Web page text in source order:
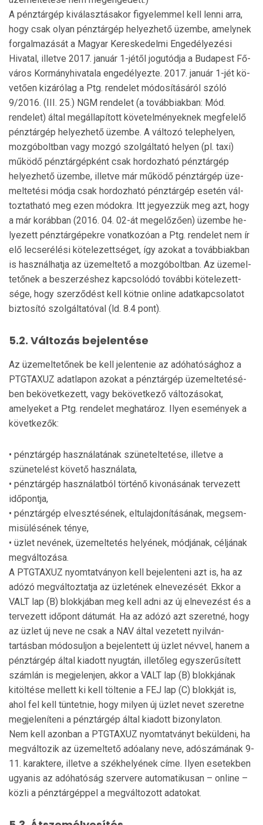
A pénztárgép kiválasztásakor figyelemmel kell lenni arra,
hogy csak olyan pénztárgép helyezhető üzembe, amelynek
forgalmazását a Magyar Kereskedelmi Engedélyezési
Hivatal, illetve 2017. január 1-jétől jogutódja a Budapest Fő­
város Kormányhivatala engedélyezte. 2017. január 1-jét kö­
vetően kizárólag a Ptg. rendelet módosításáról szóló
9/2016. (III. 25.) NGM rendelet (a továbbiakban: Mód.
rendelet) által megállapított követelményeknek megfelelő
pénztárgép helyezhető üzembe. A változó telephelyen,
mozgóboltban vagy mozgó szolgáltató helyen (pl. taxi)
működő pénztárgépként csak hordozható pénztárgép
helyezhető üzembe, illetve már működő pénztárgép üze­
meltetési módja csak hordozható pénztárgép esetén vál­
toztatható meg ezen módokra. Itt jegyezzük meg azt, hogy
a már korábban (2016. 04. 02-át megelőzően) üzembe he­
lyezett pénztárgépekre vonatkozóan a Ptg. rendelet nem ír
elő lecserélési kötelezettséget, így azokat a továbbiakban
is használhatja az üzemeltető a mozgóboltban. Az üze­mel­
tetőnek a beszerzéshez kapcsolódó további kötele­zett­
sége, hogy szerződést kell kötnie online adatkapcsolatot
biztosító szolgáltatóval (ld. 8.4 pont).
5.2. Változás bejelentése
Az üzemeltetőnek be kell jelentenie az adóhatósághoz a
PTGTAXUZ adatlapon azokat a pénztárgép üzemelte­tésé­
ben bekövetkezett, vagy bekövetkező változásokat,
amelyeket a Ptg. rendelet meghatároz. Ilyen események a
kö­vetkezők:
• pénztárgép használatának szüneteltetése, illetve a
szünetelést követő használata,
• pénztárgép használatból történő kivonásának ter­ve­zett
időpontja,
• pénztárgép elvesztésének, eltulajdonításának, meg­sem­
mi­sülésének ténye,
• üzlet nevének, üzemeltetés helyének, módjának, céljának
megváltozása.
A PTGTAXUZ nyomtatványon kell bejelenteni azt is, ha az
adózó megváltoztatja az üzletének elnevezését. Ekkor a
VALT lap (B) blokkjában meg kell adni az új elnevezést és a
tervezett időpont dátumát. Ha az adózó azt szeretné, hogy
az üzlet új neve ne csak a NAV által vezetett nyilván­
tartásban módosuljon a bejelentett új üzlet névvel, hanem a
pénztárgép által kiadott nyugtán, illetőleg egyszerűsített
számlán is megjelenjen, akkor a VALT lap (B) blokkjának
kitöltése mellett ki kell töltenie a FEJ lap (C) blokkját is,
ahol fel kell tüntetnie, hogy milyen új üzlet nevet szeretne
megjeleníteni a pénztárgép által kiadott bizonylaton.
Nem kell azonban a PTGTAXUZ nyomtatványt beküldeni, ha
megváltozik az üzemeltető adóalany neve, adószámának 9-
11. karaktere, illetve a székhelyének címe. Ilyen esetekben
ugyanis az adóhatóság szervere automatikusan – online –
közli a pénztárgéppel a megváltozott adatokat.